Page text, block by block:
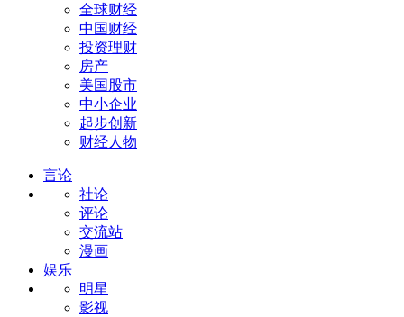
全球财经
中国财经
投资理财
房产
美国股市
中小企业
起步创新
财经人物
言论
社论
评论
交流站
漫画
娱乐
明星
影视